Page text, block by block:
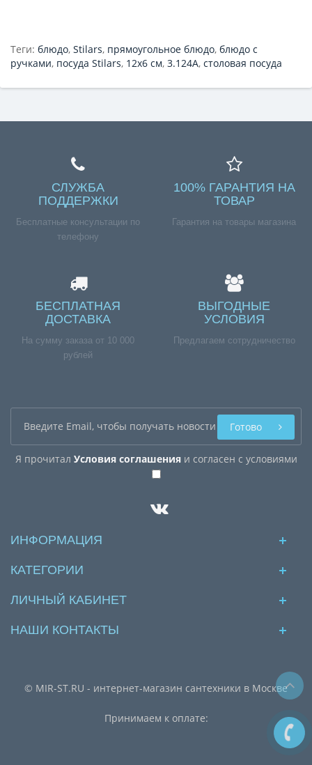
Теги: блюдо, Stilars, прямоугольное блюдо, блюдо с
ручками, посуда Stilars, 12х6 см, 3.124А, столовая посуда
СЛУЖБА
ПОДДЕРЖКИ
Бесплатные консультации по
телефону
100% ГАРАНТИЯ НА
ТОВАР
Гарантия на товары магазина
БЕСПЛАТНАЯ
ДОСТАВКА
На сумму заказа от 10 000
рублей
ВЫГОДНЫЕ
УСЛОВИЯ
Предлагаем сотрудничество
Я прочитал Условия соглашенияи согласен с условиями
Готово
ИНФОРМАЦИЯ
КАТЕГОРИИ
ЛИЧНЫЙ КАБИНЕТ
НАШИ КОНТАКТЫ
© MIR-ST.RU - интернет-магазин сантехники в Москве
Принимаем к оплате: